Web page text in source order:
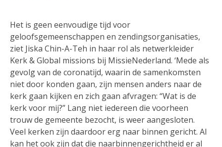
Het is geen eenvoudige tijd voor
geloofsgemeenschappen en zendingsorganisaties,
ziet Jiska Chin-A-Teh in haar rol als netwerkleider
Kerk & Global missions bij MissieNederland. ‘Mede als
gevolg van de coronatijd, waarin de samenkomsten
niet door konden gaan, zijn mensen anders naar de
kerk gaan kijken en zich gaan afvragen: “Wat is de
kerk voor mij?” Lang niet iedereen die voorheen
trouw de gemeente bezocht, is weer aangesloten.
Veel kerken zijn daardoor erg naar binnen gericht. Al
kan het ook zijn dat die naarbinnengerichtheid er al